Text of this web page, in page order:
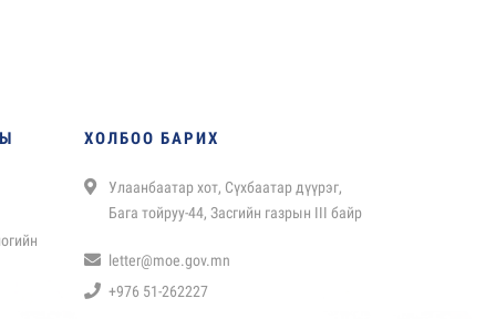
ХОЛБОО БАРИХ
Улаанбаатар хот, Сүхбаатар дүүрэг,
Бага тойруу-44, Засгийн газрын III байр
letter@moe.gov.mn
+976 51-262227